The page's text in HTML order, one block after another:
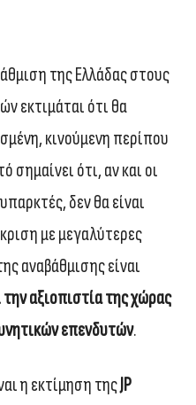
της Ελλάδας στους
εκτιμάται ότι θα
κινούμενη περίπου
σημαίνει ότι, αν και οι
δεν θα είναι
με μεγαλύτερες
αναβάθμισης είναι
την αξιοπιστία της χώρας
επενδυτών.
η εκτίμηση τηςJP